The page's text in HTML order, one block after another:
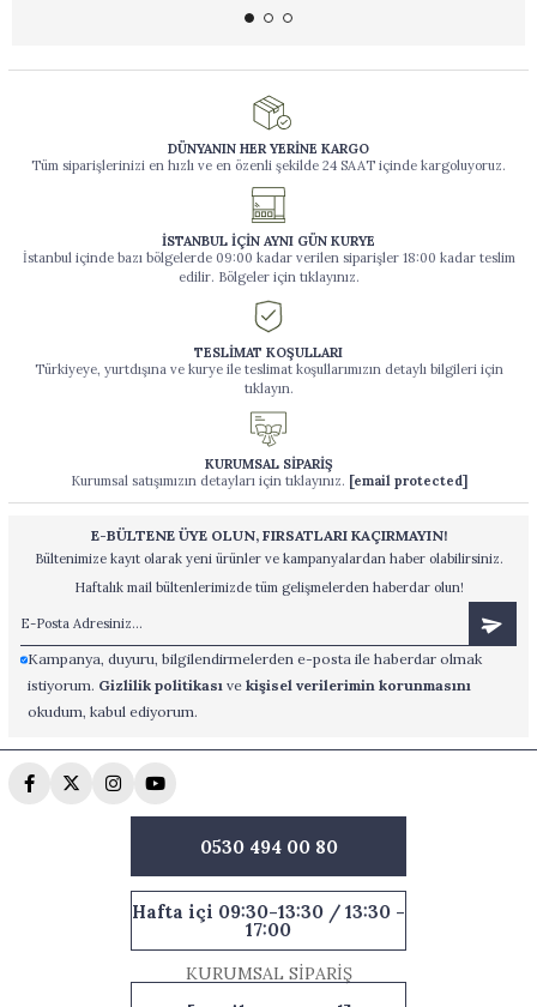
DÜNYANIN HER YERİNE KARGO
Tüm siparişlerinizi en hızlı ve en özenli şekilde 24 SAAT içinde kargoluyoruz.
İSTANBUL İÇİN AYNI GÜN KURYE
İstanbul içinde bazı bölgelerde 09:00 kadar verilen siparişler 18:00 kadar teslim
edilir. Bölgeler için tıklayınız.
TESLİMAT KOŞULLARI
Türkiyeye, yurtdışına ve kurye ile teslimat koşullarımızın detaylı bilgileri için
tıklayın.
KURUMSAL SİPARİŞ
Kurumsal satışımızın detayları için tıklayınız. [email protected]
E-BÜLTENE ÜYE OLUN, FIRSATLARI KAÇIRMAYIN!
Bültenimize kayıt olarak yeni ürünler ve kampanyalardan haber olabilirsiniz.
Haftalık mail bültenlerimizde tüm gelişmelerden haberdar olun!
Kampanya, duyuru, bilgilendirmelerden e-posta ile haberdar olmak
istiyorum. Gizlilik politikasıve kişisel verilerimin korunmasını
okudum, kabul ediyorum.
0530 494 00 80
Hafta içi 09:30-13:30 / 13:30 -
17:00
KURUMSAL SİPARİŞ